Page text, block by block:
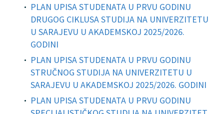
PLAN UPISA STUDENATA U PRVU GODINU
DRUGOG CIKLUSA STUDIJA NA UNIVERZITETU
U SARAJEVU U AKADEMSKOJ 2025/2026.
GODINI
PLAN UPISA STUDENATA U PRVU GODINU
STRUČNOG STUDIJA NA UNIVERZITETU U
SARAJEVU U AKADEMSKOJ 2025/2026. GODINI
PLAN UPISA STUDENATA U PRVU GODINU